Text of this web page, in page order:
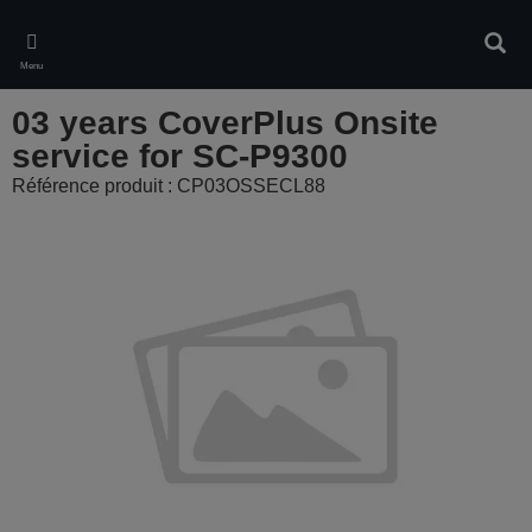
main
content
Menu
03 years CoverPlus Onsite
service for SC-P9300
Référence produit : CP03OSSECL88